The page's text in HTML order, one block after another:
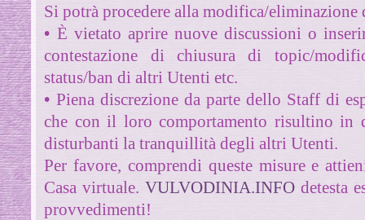
Si potrà procedere alla modifica/eliminazione
•È vietato aprire nuove discussioni o
contestazione di chiusura di topic/
status/ban di altri Utenti etc.
•Piena discrezione da parte dello Staff di
che con il loro comportamento risultino in
disturbanti la tranquillità degli altri Utenti.
Per favore, comprendi queste misure e
Casa virtuale.VULVODINIA.INFO detesta
provvedimenti!